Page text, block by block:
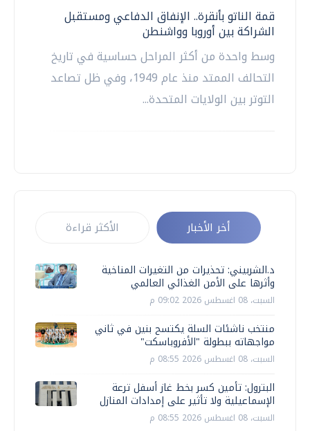
قمة الناتو بأنقرة.. الإنفاق الدفاعي ومستقبل
الشراكة بين أوروبا وواشنطن
وسط واحدة من أكثر المراحل حساسية في تاريخ
التحالف الممتد منذ عام 1949، وفي ظل تصاعد
التوتر بين الولايات المتحدة...
أخر الأخبار الأكثر قراءة
د.الشربيني: تحذيرات من التغيرات المناخية
وأثرها على الأمن الغذائي العالمي
السبت، 08 اغسطس 2026 09:02 م
منتخب ناشئات السلة يكتسح بنين في ثاني
مواجهاته ببطولة "الأفروباسكت"
السبت، 08 اغسطس 2026 08:55 م
البترول: تأمين كسر بخط غاز أسفل ترعة
الإسماعيلية ولا تأثير على إمدادات المنازل
السبت، 08 اغسطس 2026 08:55 م